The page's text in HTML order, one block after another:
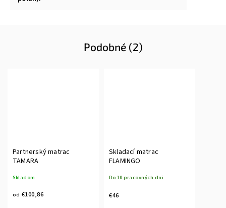
Podobné (2)
Partnerský matrac
TAMARA
Skladom
od €100,86
Skladací matrac
FLAMINGO
Do 10 pracovných dni
€46